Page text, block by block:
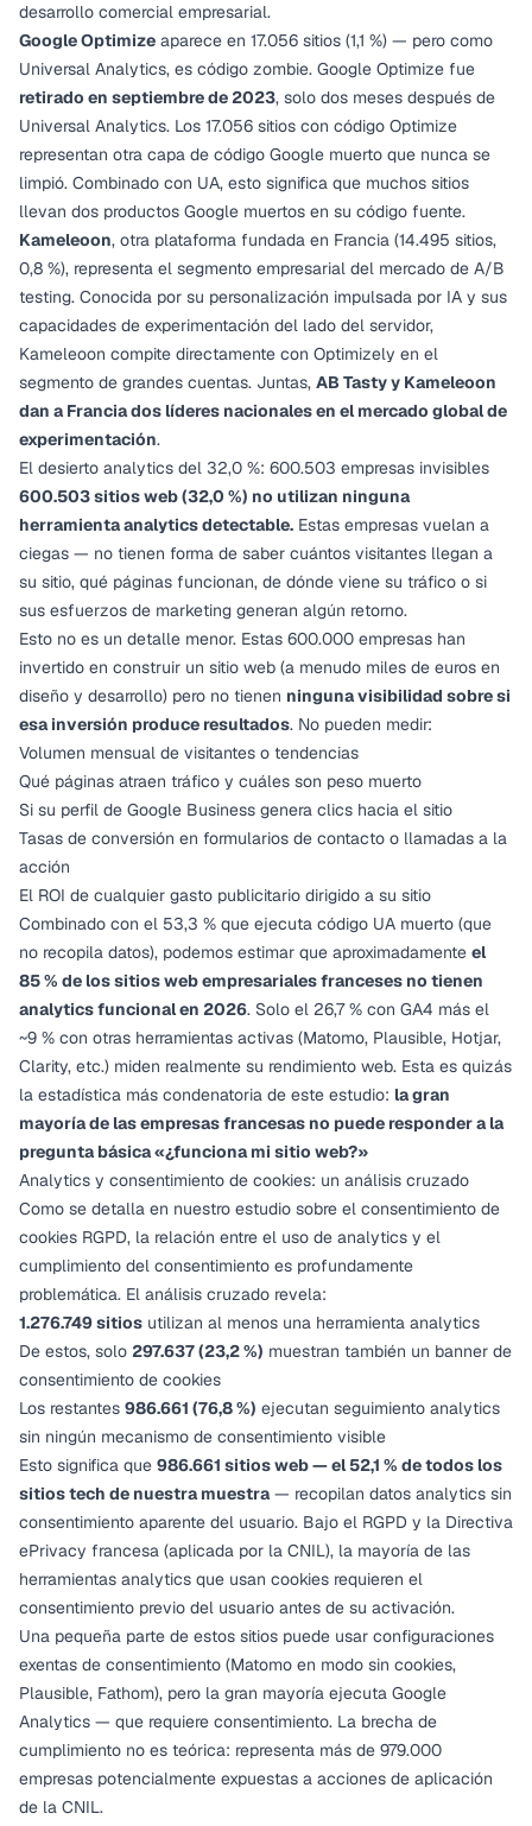
desarrollo comercial empresarial.
Google Optimize aparece en 17.056 sitios (1,1 %) — pero como
Universal Analytics, es código zombie. Google Optimize fue
retirado en septiembre de 2023, solo dos meses después de
Universal Analytics. Los 17.056 sitios con código Optimize
representan otra capa de código Google muerto que nunca se
limpió. Combinado con UA, esto significa que muchos sitios
llevan dos productos Google muertos en su código fuente.
Kameleoon, otra plataforma fundada en Francia (14.495 sitios,
0,8 %), representa el segmento empresarial del mercado de A/B
testing. Conocida por su personalización impulsada por IA y sus
capacidades de experimentación del lado del servidor,
Kameleoon compite directamente con Optimizely en el
segmento de grandes cuentas. Juntas, AB Tasty y Kameleoon
dan a Francia dos líderes nacionales en el mercado global de
experimentación.
El desierto analytics del 32,0 %: 600.503 empresas invisibles
600.503 sitios web (32,0 %) no utilizan ninguna
herramienta analytics detectable. Estas empresas vuelan a
ciegas — no tienen forma de saber cuántos visitantes llegan a
su sitio, qué páginas funcionan, de dónde viene su tráfico o si
sus esfuerzos de marketing generan algún retorno.
Esto no es un detalle menor. Estas 600.000 empresas han
invertido en construir un sitio web (a menudo miles de euros en
diseño y desarrollo) pero no tienen ninguna visibilidad sobre si
esa inversión produce resultados. No pueden medir:
Volumen mensual de visitantes o tendencias
Qué páginas atraen tráfico y cuáles son peso muerto
Si su perfil de Google Business genera clics hacia el sitio
Tasas de conversión en formularios de contacto o llamadas a la
acción
El ROI de cualquier gasto publicitario dirigido a su sitio
Combinado con el 53,3 % que ejecuta código UA muerto (que
no recopila datos), podemos estimar que aproximadamente el
85 % de los sitios web empresariales franceses no tienen
analytics funcional en 2026. Solo el 26,7 % con GA4 más el
~9 % con otras herramientas activas (Matomo, Plausible, Hotjar,
Clarity, etc.) miden realmente su rendimiento web. Esta es quizás
la estadística más condenatoria de este estudio: la gran
mayoría de las empresas francesas no puede responder a la
pregunta básica «¿funciona mi sitio web?»
Analytics y consentimiento de cookies: un análisis cruzado
Como se detalla en nuestro estudio sobre el consentimiento de
cookies RGPD, la relación entre el uso de analytics y el
cumplimiento del consentimiento es profundamente
problemática. El análisis cruzado revela:
1.276.749 sitios utilizan al menos una herramienta analytics
De estos, solo 297.637 (23,2 %) muestran también un banner de
consentimiento de cookies
Los restantes 986.661 (76,8 %) ejecutan seguimiento analytics
sin ningún mecanismo de consentimiento visible
Esto significa que 986.661 sitios web — el 52,1 % de todos los
sitios tech de nuestra muestra— recopilan datos analytics sin
consentimiento aparente del usuario. Bajo el RGPD y la Directiva
ePrivacy francesa (aplicada por la CNIL), la mayoría de las
herramientas analytics que usan cookies requieren el
consentimiento previo del usuario antes de su activación.
Una pequeña parte de estos sitios puede usar configuraciones
exentas de consentimiento (Matomo en modo sin cookies,
Plausible, Fathom), pero la gran mayoría ejecuta Google
Analytics — que requiere consentimiento. La brecha de
cumplimiento no es teórica: representa más de 979.000
empresas potencialmente expuestas a acciones de aplicación
de la CNIL.